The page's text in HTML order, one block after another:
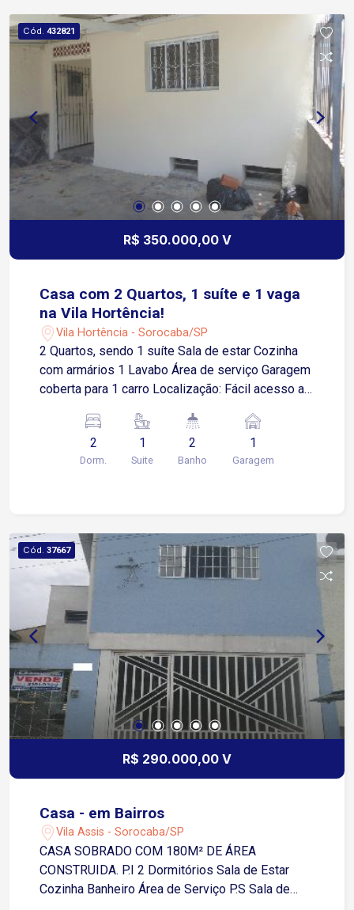
1 vaga de garagem com box privativo. O
condomínio oferece: Portaria 24 horas Elevador
Salão de festas Espaço multiuso Corrimãos e
rampas de acessibilidade Localização: Situado
em uma localização privilegiada na Vila Hortência,
Zona Leste de Sorocaba, o imóvel está próximo
ao Centro, Poupatempo, além de diversos
comércios e serviços. Condições: Aceita
financiamento. Estuda permuta por apartamento
com acesso para deficientes na Zona Oeste de
Sorocaba.
Cód. 432821
R$ 350.000,00 V
Casa com 2 Quartos, 1 suíte e 1 vaga
na Vila Hortência!
Vila Hortência - Sorocaba/SP
2 Quartos, sendo 1 suíte Sala de estar Cozinha
com armários 1 Lavabo Área de serviço Garagem
coberta para 1 carro Localização: Fácil acesso a
vias da cidade. Próximo a comércios, mercados e
2
Dorm.
1
Suite
2
Banho
1
Garagem
Cód. 37667
R$ 290.000,00 V
Casa - em Bairros
Vila Assis - Sorocaba/SP
CASA SOBRADO COM 180M² DE ÁREA
CONSTRUIDA. P.I 2 Dormitórios Sala de Estar
Cozinha Banheiro Área de Serviço P.S Sala de